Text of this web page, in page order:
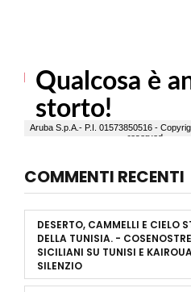
COMMENTI RECENTI
DESERTO, CAMMELLI E CIELO
DELLA TUNISIA. -
SICILIANI SU TUNISI E
SILENZIO